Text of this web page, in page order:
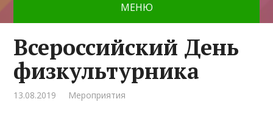
МЕНЮ
Всероссийский День
физкультурника
13.08.2019 Мероприятия